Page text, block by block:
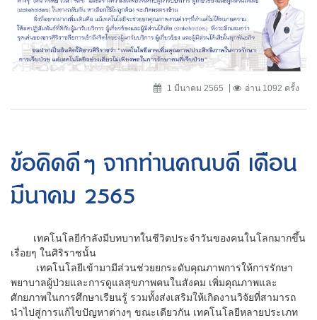
1 มีนาคม 2565 อ่าน 1092 ครั้ง
ข้อคิดดีๆ จากท่านคณบดี เดือน
มีนาคม 2565
เทคโนโลยีกำลังมีบทบาทในชีวิตประจำวันของคนในโลกมากขึ้น
เรื่อยๆ ในศิริราชนั้น
เทคโนโลยีเข้ามามีส่วนช่วยยกระดับคุณภาพการให้การรักษา
พยาบาลผู้ป่วยและการดูแลสุขภาพคนในสังคม เพิ่มคุณภาพและ
ศักยภาพในการศึกษาเรียนรู้ รวมทั้งส่งเสริมให้เกิดงานวิจัยที่สามารถ
นำไปสู่การแก้ไขปัญหาต่างๆ ขณะเดียวกัน เทคโนโลยีหลายประเภท